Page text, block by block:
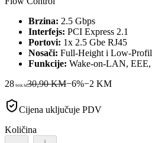
Brzina: 2.5 Gbps
Interfejs: PCI Express 2.1
Portovi: 1x 2.5 Gbe RJ45
Nosači: Full-Height i Low-
Funkcije: Wake-on-LAN,
28 90KM30,90 KM−6%−2 KM
Cijena uključuje PDV
Količina